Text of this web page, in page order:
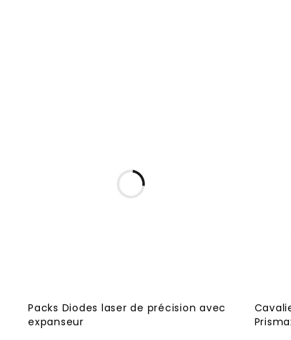
Packs Diodes laser de précision avec
expanseur